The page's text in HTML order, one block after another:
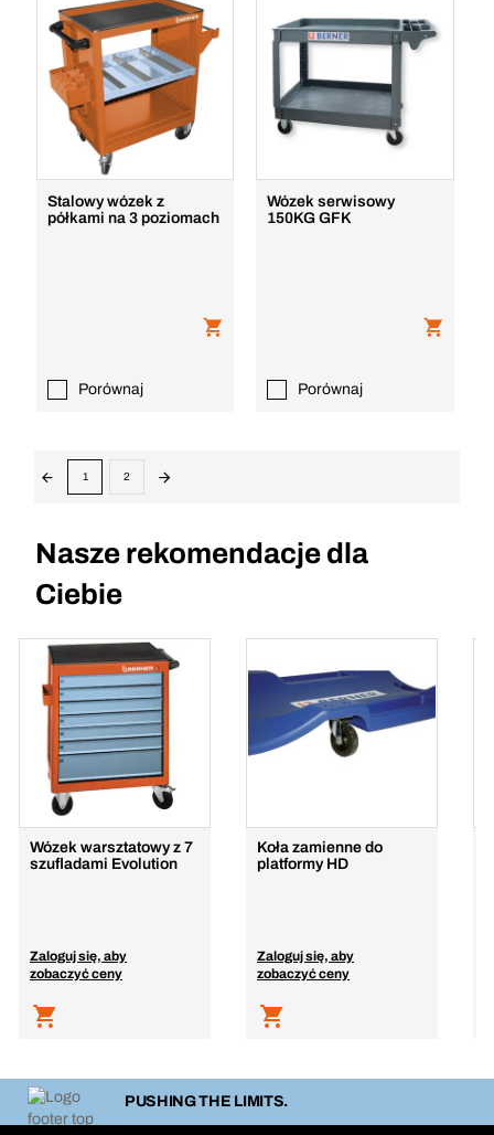
Stalowy wózek z
półkami na 3 poziomach
Porównaj
Wózek serwisowy
150KG GFK
Porównaj
1 2
Nasze rekomendacje dla
Ciebie
Wózek warsztatowy z 7
szufladami Evolution
Zaloguj się, aby
zobaczyć ceny
Koła zamienne do
platformy HD
Zaloguj się, aby
zobaczyć ceny
PUSHING THE LIMITS.